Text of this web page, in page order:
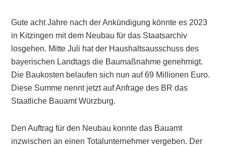
Gute acht Jahre nach der Ankündigung könnte es 2023
in Kitzingen mit dem Neubau für das Staatsarchiv
losgehen. Mitte Juli hat der Haushaltsausschuss des
bayerischen Landtags die Baumaßnahme genehmigt.
Die Baukosten belaufen sich nun auf 69 Millionen Euro.
Diese Summe nennt jetzt auf Anfrage des BR das
Staatliche Bauamt Würzburg.
Den Auftrag für den Neubau konnte das Bauamt
inzwischen an einen Totalunternehmer vergeben. Der